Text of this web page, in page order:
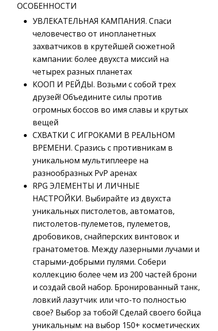
ОСОБЕННОСТИ
УВЛЕКАТЕЛЬНАЯ КАМПАНИЯ. Спаси
человечество от инопланетных
захватчиков в крутейшей сюжетной
кампании: более двухста миссий на
четырех разных планетах
КООП И РЕЙДЫ. Возьми с собой трех
друзей! Объедините силы против
огромных боссов во имя славы и крутых
вещей
СХВАТКИ С ИГРОКАМИ В РЕАЛЬНОМ
ВРЕМЕНИ. Сразись с противникам в
уникальном мультиплеере на
разнообразных PvP аренах
RPG ЭЛЕМЕНТЫ И ЛИЧНЫЕ
НАСТРОЙКИ. Выбирайте из двухста
уникальных пистолетов, автоматов,
пистолетов-пулеметов, пулеметов,
дробовиков, снайперских винтовок и
гранатометов. Между лазерными лучами и
старыми-добрыми пулями. Собери
коллекцию более чем из 200 частей брони
и создай свой набор. Бронированный танк,
ловкий лазутчик или что-то полностью
свое? Выбор за тобой! Сделай своего бойца
уникальным: на выбор 150+ косметических